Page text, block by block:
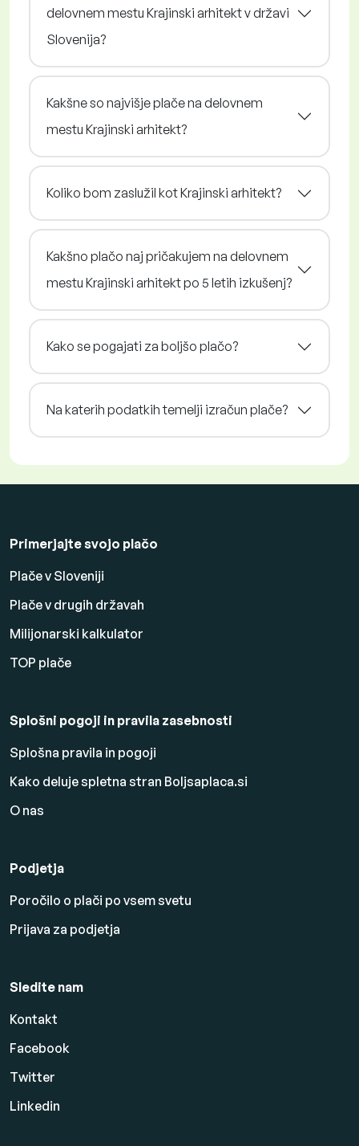
delovnem mestu Krajinski arhitekt v državi
Slovenija?
Kakšne so najvišje plače na delovnem
mestu Krajinski arhitekt?
Koliko bom zaslužil kot Krajinski arhitekt?
Kakšno plačo naj pričakujem na delovnem
mestu Krajinski arhitekt po 5 letih izkušenj?
Kako se pogajati za boljšo plačo?
Na katerih podatkih temelji izračun plače?
Primerjajte svojo plačo
Plače v Sloveniji
Plače v drugih državah
Milijonarski kalkulator
TOP plače
Splošni pogoji in pravila zasebnosti
Splošna pravila in pogoji
Kako deluje spletna stran Boljsaplaca.si
O nas
Podjetja
Poročilo o plači po vsem svetu
Prijava za podjetja
Sledite nam
Kontakt
Facebook
Twitter
Linkedin